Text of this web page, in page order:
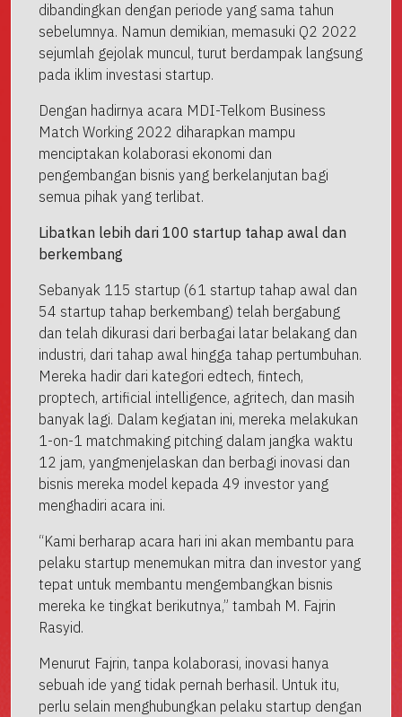
dibandingkan dengan periode yang sama tahun
sebelumnya. Namun demikian, memasuki Q2 2022
sejumlah gejolak muncul, turut berdampak langsung
pada iklim investasi startup.
Dengan hadirnya acara MDI-Telkom Business
Match Working 2022 diharapkan mampu
menciptakan kolaborasi ekonomi dan
pengembangan bisnis yang berkelanjutan bagi
semua pihak yang terlibat.
Libatkan lebih dari 100 startup tahap awal dan
berkembang
Sebanyak 115 startup (61 startup tahap awal dan
54 startup tahap berkembang) telah bergabung
dan telah dikurasi dari berbagai latar belakang dan
industri, dari tahap awal hingga tahap pertumbuhan.
Mereka hadir dari kategori edtech, fintech,
proptech, artificial intelligence, agritech, dan masih
banyak lagi. Dalam kegiatan ini, mereka melakukan
1-on-1 matchmaking pitching dalam jangka waktu
12 jam, yangmenjelaskan dan berbagi inovasi dan
bisnis mereka model kepada 49 investor yang
menghadiri acara ini.
“Kami berharap acara hari ini akan membantu para
pelaku startup menemukan mitra dan investor yang
tepat untuk membantu mengembangkan bisnis
mereka ke tingkat berikutnya,” tambah M. Fajrin
Rasyid.
Menurut Fajrin, tanpa kolaborasi, inovasi hanya
sebuah ide yang tidak pernah berhasil. Untuk itu,
perlu selain menghubungkan pelaku startup dengan